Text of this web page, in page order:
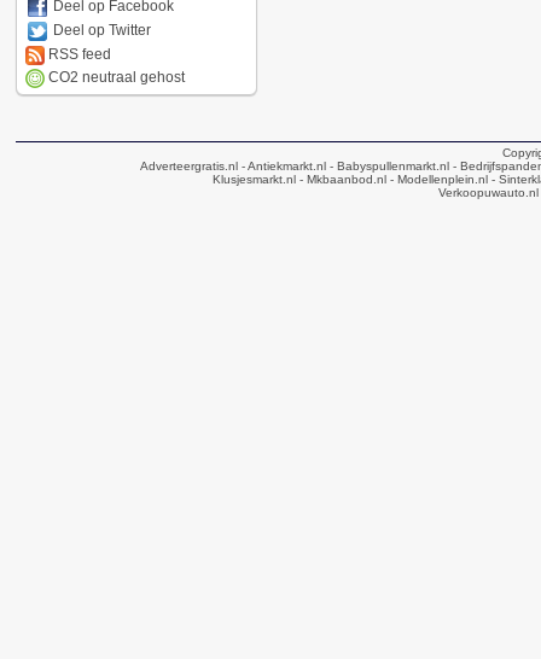
Deel op Facebook
Deel op Twitter
RSS feed
CO2 neutraal gehost
Adverteergratis.nl- Antiekmarkt.nl- Babyspullenmarkt.nl-
Klusjesmarkt.nl- Mkbaanbod.nl- Modellenplein.nl-
Verkoopuwauto.nl